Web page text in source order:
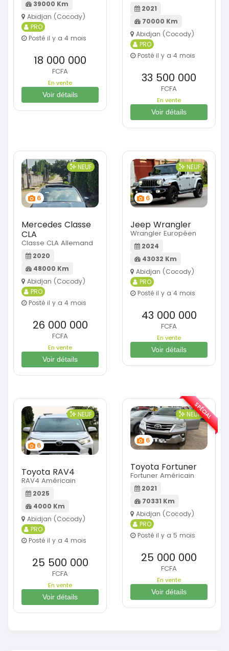
39000 Km
Abidjan (Cocody)
PRO
Posté il y a 4 mois
18 000 000
FCFA
En vente
Voir détails
2021
70000 Km
Abidjan (Cocody)
PRO
Posté il y a 4 mois
33 500 000
FCFA
En vente
Voir détails
6
NEUF
Mercedes Classe
CLA
Classe CLA Allemand
2020
48000 Km
Abidjan (Cocody)
PRO
Posté il y a 4 mois
26 000 000
FCFA
En vente
Voir détails
6
NEUF
Jeep Wrangler
Wrangler Européen
2024
43032 Km
Abidjan (Cocody)
PRO
Posté il y a 4 mois
43 000 000
FCFA
En vente
Voir détails
6
NEUF
Toyota RAV4
RAV4 Américain
2025
4000 Km
Abidjan (Cocody)
PRO
Posté il y a 4 mois
25 500 000
FCFA
En vente
Voir détails
6
NEUF
Toyota Fortuner
Fortuner Américain
2021
70331 Km
Abidjan (Cocody)
PRO
Posté il y a 5 mois
25 000 000
FCFA
En vente
Voir détails
SPÉCIAL